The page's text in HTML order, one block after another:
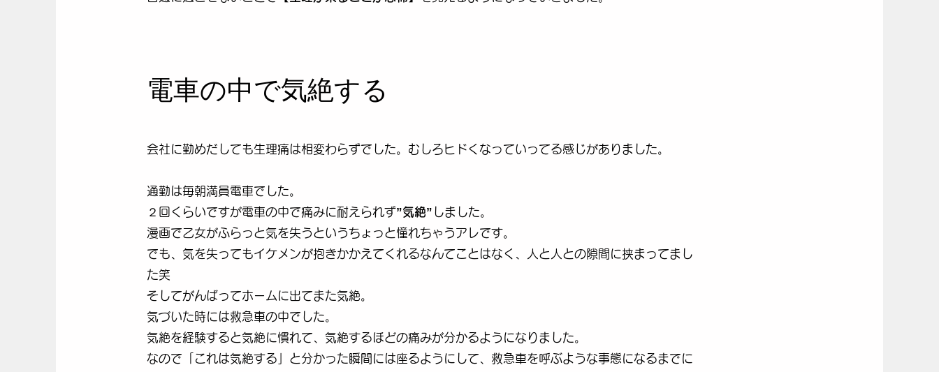
電車の中で気絶する
会社に勤めだしても生理痛は相変わらずでした。むしろヒドくなっていってる感じがありました。
通勤は毎朝満員電車でした。
２回くらいですが電車の中で痛みに耐えられず”気絶” しました。
漫画で乙女がふらっと気を失うというちょっと憧れちゃうアレです。
でも、気を失ってもイケメンが抱きかかえてくれるなんてことはなく、人と人との隙間に挟まってまし
た笑
​そしてがんばってホームに出てまた気絶。
気づいた時には救急車の中でした。
気絶を経験すると気絶に慣れて、気絶するほどの痛みが分かるようになりました。
なので「これは気絶する」と分かった瞬間には座るようにして、救急車を呼ぶような事態になるまでに